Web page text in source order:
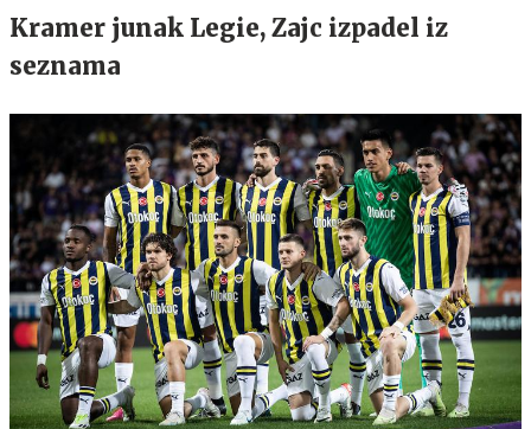
Kramer junak Legie, Zajc izpadel iz
seznama